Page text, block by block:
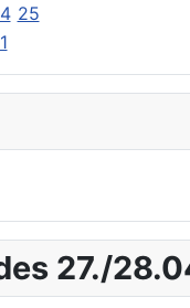
25
27./